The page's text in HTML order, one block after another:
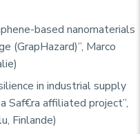
based nanomaterials
(GrapHazard)”, Marco
in industrial supply
Saf€ra affiliated project”,
Finlande)